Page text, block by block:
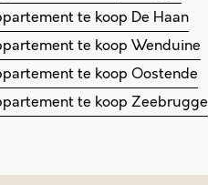
te koop De Haan
te koop Wenduine
te koop Oostende
te koop Zeebrugge